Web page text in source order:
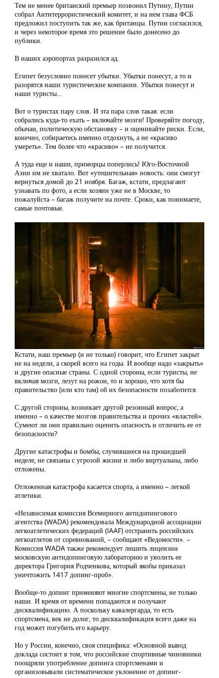
Тем не менее британский премьер позвонил Путину, Путин
собрал Антитеррористический комитет, и на нем глава ФСБ
предложил поступить так же, как британцы. Путин согласился,
и через некоторое время это решение было донесено до
публики.
В наших аэропортах разразился ад.
Египет безусловно понесет убытки. Убытки понесут, а то и
разорятся наши туристические компании. Убытки понесут и
наши туристы…
Вот о туристах пару слов. И эта пара слов такая: если
собрались куда-то ехать – включайте мозги! Проверяйте погоду,
обычаи, политическую обстановку – и оценивайте риски. Если,
конечно, собираетесь именно отдохнуть, а не «красиво
умереть». Тем более что «красиво» – не получится.
А туда еще и наши, приморцы поперлись! Юго-Восточной
Азии им не хватало. Вот «утешительная» новость: они смогут
вернуться домой до 21 ноября. Багаж, кстати, предлагают
узнавать по фото, а если хозяин уже не в Москве, то
пожалуйста – багаж получите на почте. Сроки, как понимаете,
самые почтовые.
Кстати, наш премьер (и не только) говорит, что Египет закрыт
не на недели, а скорей всего на годы. И вообще надо «закрыть»
и другие опасные страны. С одной стороны, если туристы, не
включая мозги, лезут на рожон, то и хорошо, что хотя бы
правительство (или кто там) об их безопасности позаботится.
С другой стороны, возникает другой резонный вопрос, а
именно – о качестве мозгов правительства и прочих «властей».
Сумеют ли они правильно оценить опасность и отличить ее от
безопасности?
Другие катастрофы и бомбы, случившиеся на прошедшей
неделе, не связаны с угрозой жизни и либо виртуальны, либо
отложены.
Отложенная катастрофа касается спорта, а именно – легкой
атлетики.
«Независимая комиссия Всемирного антидопингового
агентства (WADA) рекомендовала Международной ассоциации
легкоатлетических федераций (IAAF) отстранить российских
легкоатлетов от соревнований, – сообщают «Ведомости». –
Комиссия WADA также рекомендует лишить лицензии
московскую антидопинговую лабораторию и уволить ее
директора Григория Родченкова, который якобы приказал
уничтожить 1417 допинг-проб».
Вообще-то допинг применяют многие спортсмены, не только
наши. И время от времени попадаются и получают
дисквалификацию. А поскольку кавалергарда, то есть
спортсмена, век не долог, то дисквалификация всего даже на
год может погубить его карьеру.
Но у России, конечно, своя специфика: «Основной вывод
доклада состоит в том, что российские спортивные чиновники
поощряли употребление допинга спортсменами и
организовывали систематическое уклонение от допинг-